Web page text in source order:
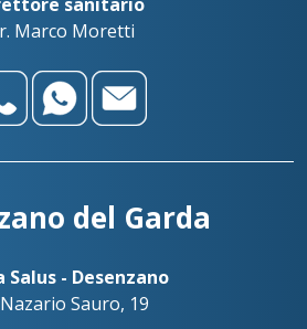
Marco Moretti
del Garda
Salus - Desenzano
Sauro, 19